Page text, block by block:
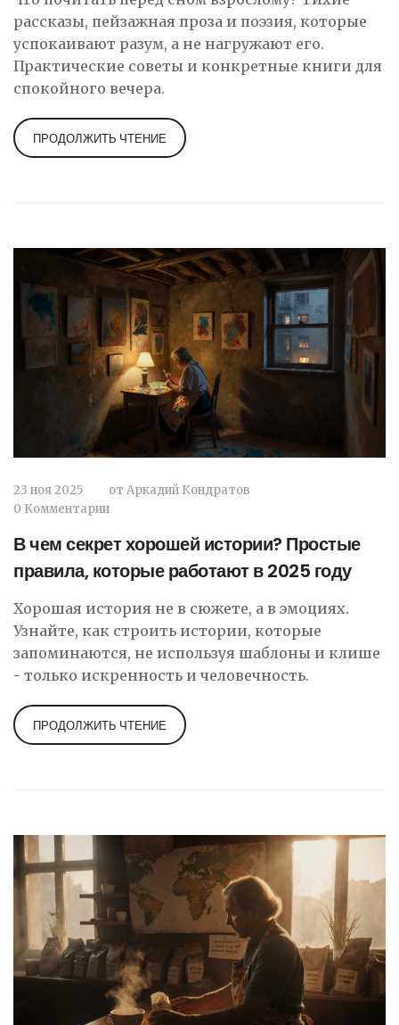
рассказы, пейзажная проза и поэзия, которые
успокаивают разум, а не нагружают его.
Практические советы и конкретные книги для
спокойного вечера.
ПРОДОЛЖИТЬ ЧТЕНИЕ
23 ноя 2025 от Аркадий Кондратов
0 Комментарии
В чем секрет хорошей истории? Простые
правила, которые работают в 2025 году
Хорошая история не в сюжете, а в эмоциях.
Узнайте, как строить истории, которые
запоминаются, не используя шаблоны и клише
- только искренность и человечность.
ПРОДОЛЖИТЬ ЧТЕНИЕ